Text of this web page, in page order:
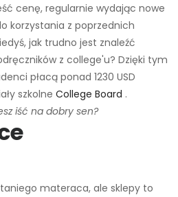
cenę, regularnie wydając nowe
korzystania z poprzednich
jak trudno jest znaleźć
z college'u? Dzięki tym
płacą ponad 1230 USD
szkolne College Board .
iść na dobry sen?
materaca, ale sklepy to